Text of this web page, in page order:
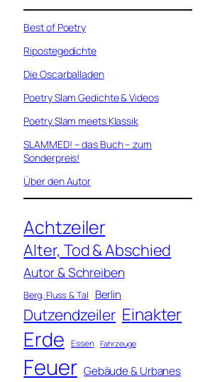
Best of Poetry
Ripostegedichte
Die Oscarballaden
Poetry Slam Gedichte & Videos
Poetry Slam meets Klassik
SLAMMED! – das Buch – zum
Sonderpreis!
Über den Autor
Achtzeiler
Alter, Tod & Abschied
Autor & Schreiben
Berg, Fluss & Tal Berlin
Dutzendzeiler Einakter
Erde Essen Fahrzeuge
Feuer Gebäude & Urbanes